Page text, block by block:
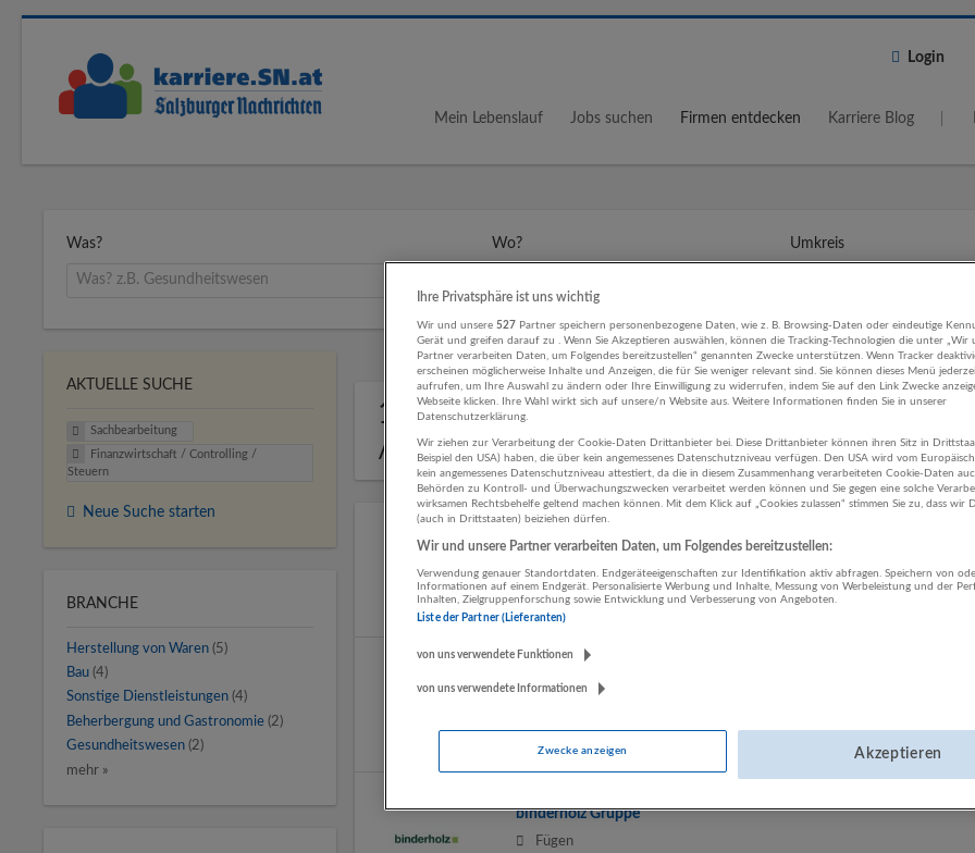
Login
Mein Lebenslauf Jobs suchen Firmen entdecken Karriere Blog
Was? Wo? Umkreis
10 Sachbearbeitung Finanzwirtschaft /
/ Steuern Unternehmen
B&V Bilanzbuchhalter und Personalverrechner OG
Eugendorf
Sonstige Dienstleistungen
Rechtsberatung und Wirtschaftsprüfung
binderholz Gruppe
Fügen
AKTUELLE SUCHE
Sachbearbeitung
Finanzwirtschaft / Controlling /
Steuern
Neue Suche starten
BRANCHE
Herstellung von Waren (5)
Bau (4)
Sonstige Dienstleistungen (4)
Beherbergung und Gastronomie (2)
Gesundheitswesen (2)
mehr »
Ihre Privatsphäre ist uns wichtig
Wir und unsere 527 Partner speichern personenbezogene Daten, wie z. B. Browsing-Daten oder eindeutige
Gerät und greifen darauf zu . Wenn Sie Akzeptieren auswählen, können die Tracking-Technologien die unter „Wir
Partner verarbeiten Daten, um Folgendes bereitzustellen“ genannten Zwecke unterstützen. Wenn Tracker
erscheinen möglicherweise Inhalte und Anzeigen, die für Sie weniger relevant sind. Sie können dieses Menü
aufrufen, um Ihre Auswahl zu ändern oder Ihre Einwilligung zu widerrufen, indem Sie auf den Link Zwecke
Webseite klicken. Ihre Wahl wirkt sich auf unsere/n Website aus. Weitere Informationen finden Sie in unserer
Datenschutzerklärung.
Wir ziehen zur Verarbeitung der Cookie-Daten Drittanbieter bei. Diese Drittanbieter können ihren Sitz in
Beispiel den USA) haben, die über kein angemessenes Datenschutzniveau verfügen. Den USA wird vom
kein angemessenes Datenschutzniveau attestiert, da die in diesem Zusammenhang verarbeiteten Cookie-Daten
Behörden zu Kontroll- und Überwachungszwecken verarbeitet werden können und Sie gegen eine solche
wirksamen Rechtsbehelfe geltend machen können. Mit dem Klick auf „Cookies zulassen“ stimmen Sie zu, dass wir
(auch in Drittstaaten) beiziehen dürfen.
Wir und unsere Partner verarbeiten Daten, um Folgendes bereitzustellen:
Verwendung genauer Standortdaten. Endgeräteeigenschaften zur Identifikation aktiv abfragen. Speichern von
Informationen auf einem Endgerät. Personalisierte Werbung und Inhalte, Messung von Werbeleistung und der
Inhalten, Zielgruppenforschung sowie Entwicklung und Verbesserung von Angeboten.
Liste der Partner (Lieferanten)
von uns verwendete Funktionen
von uns verwendete Informationen
Zwecke anzeigen Akzeptieren